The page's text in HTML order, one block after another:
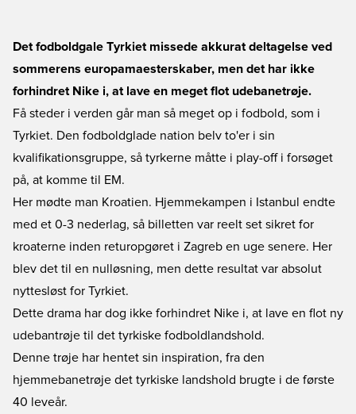
Det fodboldgale Tyrkiet missede akkurat deltagelse ved
sommerens europamaesterskaber, men det har ikke
forhindret Nike i, at lave en meget flot udebanetrøje.
Få steder i verden går man så meget op i fodbold, som i
Tyrkiet. Den fodboldglade nation belv to'er i sin
kvalifikationsgruppe, så tyrkerne måtte i play-off i forsøget
på, at komme til EM.
Her mødte man Kroatien. Hjemmekampen i Istanbul endte
med et 0-3 nederlag, så billetten var reelt set sikret for
kroaterne inden returopgøret i Zagreb en uge senere. Her
blev det til en nulløsning, men dette resultat var absolut
nyttesløst for Tyrkiet.
Dette drama har dog ikke forhindret Nike i, at lave en flot ny
udebantrøje til det tyrkiske fodboldlandshold.
Denne trøje har hentet sin inspiration, fra den
hjemmebanetrøje det tyrkiske landshold brugte i de første
40 leveår.